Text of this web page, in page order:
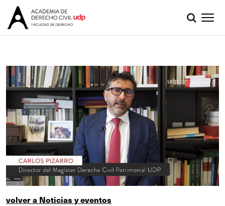
volver a Noticias y eventos